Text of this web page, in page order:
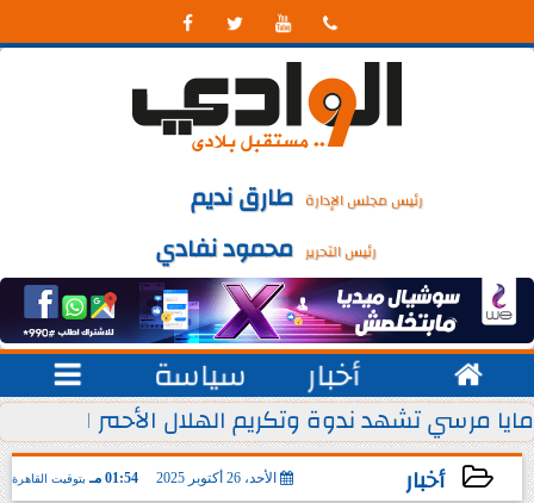
   
رئيس مجلس الإدارة طارق نديم
رئيس التحرير محمود نفادي
 أخبار سياسة 
يوليو من كل عام
مايا مرسي تشهد ندوة وتكريم الهلال الأحمر
أخبار الأحد، 26 أكتوبر 2025 01:54 مـ بتوقيت القاهرة